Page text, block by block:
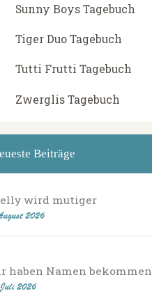
Sunny Boys Tagebuch
Tiger Duo Tagebuch
Tutti Frutti Tagebuch
Zwerglis Tagebuch
Beiträge
wird mutiger
2026
haben Namen bekommen
2026